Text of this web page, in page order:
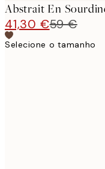
Abstrait En
41,30 €59 €
Selecione o tamanho